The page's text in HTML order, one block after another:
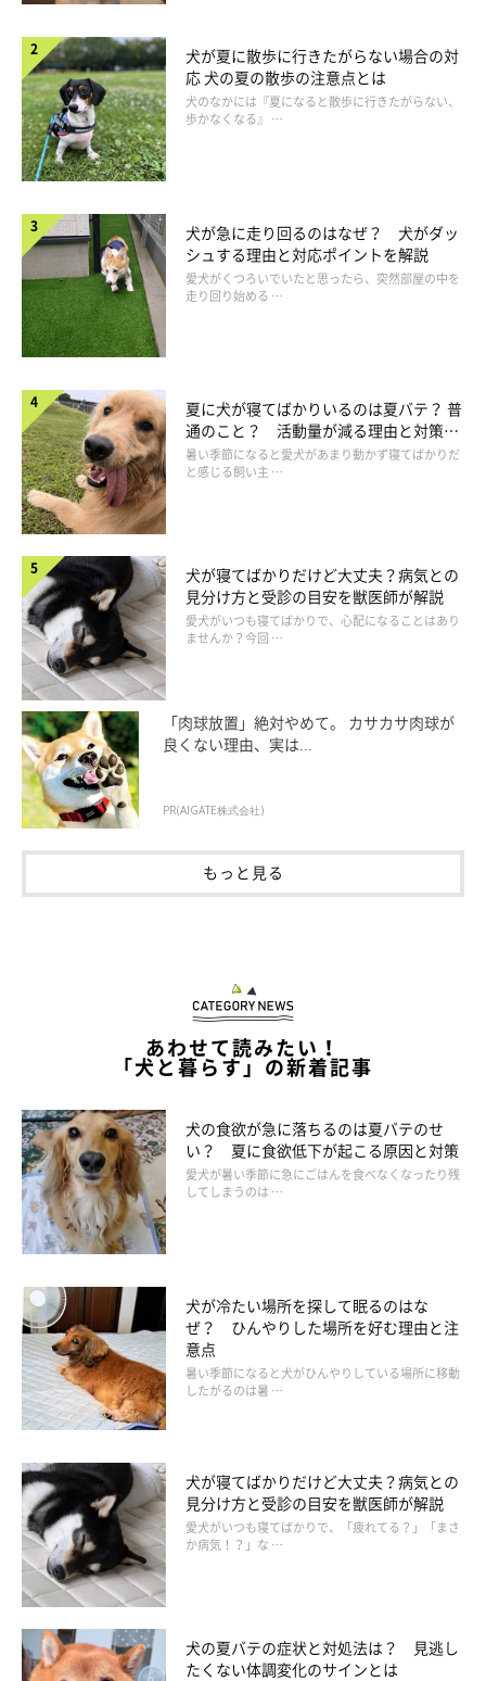
犬が夏に散歩に行きたがらない場合の対
応 犬の夏の散歩の注意点とは
犬のなかには『夏になると散歩に行きたがらない、
歩かなくなる』 …
犬が急に走り回るのはなぜ？ 犬がダッ
シュする理由と対応ポイントを解説
愛犬がくつろいでいたと思ったら、突然部屋の中を
走り回り始める …
夏に犬が寝てばかりいるのは夏バテ？ 普
通のこと？ 活動量が減る理由と対策と
は
暑い季節になると愛犬があまり動かず寝てばかりだ
と感じる飼い主 …
犬が寝てばかりだけど大丈夫？病気との
見分け方と受診の目安を獣医師が解説
愛犬がいつも寝てばかりで、心配になることはあり
ませんか？今回 …
「肉球放置」絶対やめて。 カサカサ肉球が
良くない理由、実は...
PR(AIGATE株式会社)
もっと見る
あわせて読みたい！
「犬と暮らす」の新着記事
犬の食欲が急に落ちるのは夏バテのせ
い？ 夏に食欲低下が起こる原因と対策
愛犬が暑い季節に急にごはんを食べなくなったり残
してしまうのは …
犬が冷たい場所を探して眠るのはな
ぜ？ ひんやりした場所を好む理由と注
意点
暑い季節になると犬がひんやりしている場所に移動
したがるのは暑 …
犬が寝てばかりだけど大丈夫？病気との
見分け方と受診の目安を獣医師が解説
愛犬がいつも寝てばかりで、「疲れてる？」「まさ
か病気！？」な …
犬の夏バテの症状と対処法は？ 見逃し
たくない体調変化のサインとは